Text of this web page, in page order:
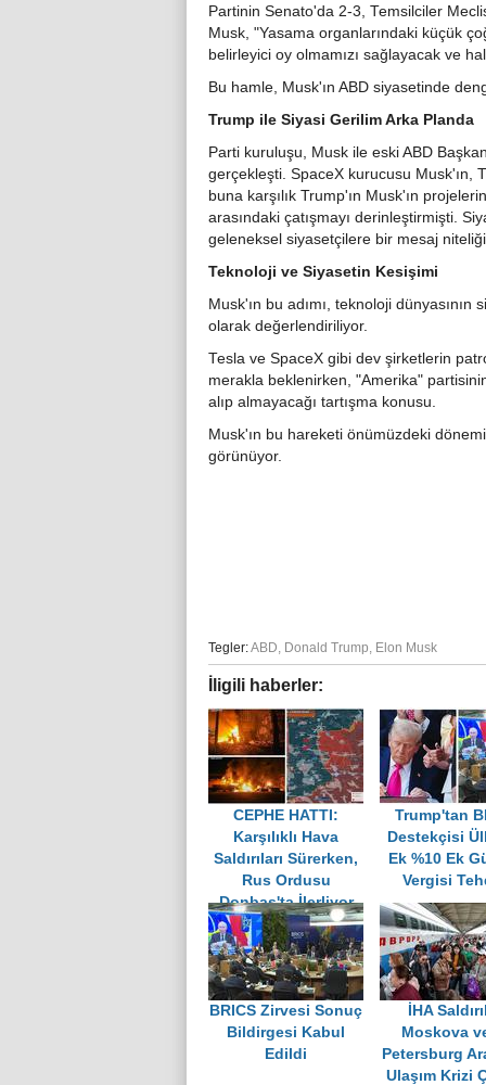
Partinin Senato'da 2-3, Temsilciler
Musk, "Yasama organlarındaki küçük
belirleyici oy olmamızı sağlayacak ve
Bu hamle, Musk'ın ABD siyasetinde
Trump ile Siyasi Gerilim Arka Planda
Parti kuruluşu, Musk ile eski ABD
gerçekleşti. SpaceX kurucusu Musk'ın,
buna karşılık Trump'ın Musk'ın
arasındaki çatışmayı derinleştirmişti.
geleneksel siyasetçilere bir mesaj niteliği
Teknoloji ve Siyasetin Kesişimi
Musk'ın bu adımı, teknoloji
olarak değerlendiriliyor.
Tesla ve SpaceX gibi dev şirketlerin
merakla beklenirken, "Amerika"
alıp almayacağı tartışma konusu.
Musk'ın bu hareketi önümüzdeki
görünüyor.
Tegler:ABD, Donald Trump, Elon Musk
İligili haberler:
CEPHE HATTI:
Karşılıklı Hava
Saldırıları Sürerken,
Rus Ordusu
Donbas'ta İlerliyor
Trump'tan
Destekçisi
Ek %10 Ek
Vergisi
BRICS Zirvesi Sonuç
Bildirgesi Kabul
Edildi
İHA
Moskova
Petersburg
Ulaşım Krizi